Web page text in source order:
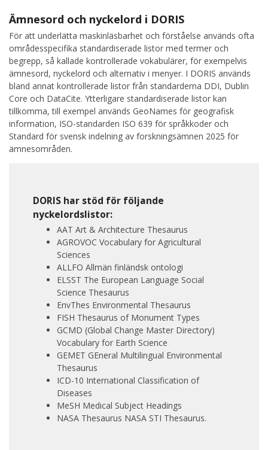
Ämnesord och nyckelord i DORIS
För att underlätta maskinläsbarhet och förståelse används ofta
områdesspecifika standardiserade listor med termer och
begrepp, så kallade kontrollerade vokabulärer, för exempelvis
ämnesord, nyckelord och alternativ i menyer. I DORIS används
bland annat kontrollerade listor från standarderna DDI, Dublin
Core och DataCite. Ytterligare standardiserade listor kan
tillkomma, till exempel används GeoNames för geografisk
information, ISO-standarden ISO 639 för språkkoder och
Standard för svensk indelning av forskningsämnen 2025 för
ämnesområden.
DORIS har stöd för följande
nyckelordslistor:
AAT Art & Architecture Thesaurus
AGROVOC Vocabulary for Agricultural
Sciences
ALLFO Allmän finländsk ontologi
ELSST The European Language Social
Science Thesaurus
EnvThes Environmental Thesaurus
FISH Thesaurus of Monument Types
GCMD (Global Change Master Directory)
Vocabulary for Earth Science
GEMET GEneral Multilingual Environmental
Thesaurus
ICD-10 International Classification of
Diseases
MeSH Medical Subject Headings
NASA Thesaurus NASA STI Thesaurus.